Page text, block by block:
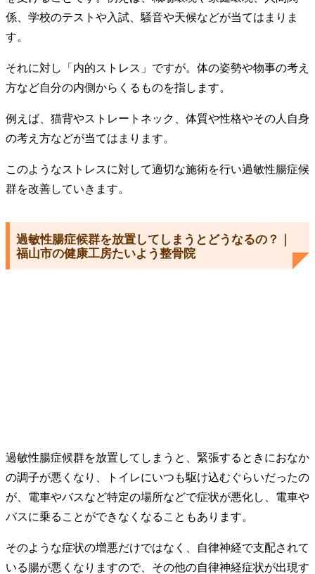
係、学校のテストや入試、騒音や天候などが当てはまりま
す。
それに対し「内的ストレス」ですが。体の姿勢や物事の考え
方など自分の内側からくるものを指します。
例えば、猫背やストレートネック、体質や性格やその人自身
の考え方などが当てはまります。
このようなストレスに対して適切な施術を行い過敏性腸症候
群を改善していきます。
過敏性腸症候群を放置してしまうとどうなるの？｜
福山市の健康工房たいよう整骨院
過敏性腸症候群を放置してしまうと、緊張するときにおなか
の調子が悪くなり、トイレにいつも駆け込むぐらいだったの
が、電車やバスなど特定の場所などで症状が悪化し、電車や
バスに乗ることができなくなることもあります。
そのような症状の増悪だけではなく、自律神経で支配されて
いる腸が悪くなりますので、その他の自律神経症状が出現す